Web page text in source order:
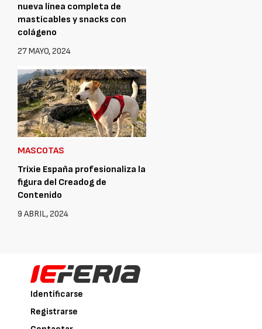
nueva línea completa de
masticables y snacks con
colágeno
27 MAYO, 2024
MASCOTAS
Trixie España profesionaliza la
figura del Creadog de
Contenido
9 ABRIL, 2024
Identificarse
Registrarse